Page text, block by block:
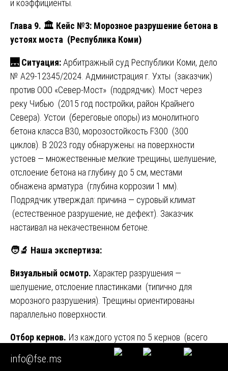
и коэффициенты.
Глава 9. 🏛 ️ Кейс №3: Морозное разрушение бетона в
устоях моста (Республика Коми)
🌉 Ситуация:Арбитражный суд Республики Коми, дело
№ А29-12345/2024. Администрация г. Ухты (заказчик)
против ООО «Север-Мост» (подрядчик). Мост через
реку Чибью (2015 год постройки, район Крайнего
Севера). Устои (береговые опоры) из монолитного
бетона класса В30, морозостойкость F300 (300
циклов). В 2023 году обнаружены: на поверхности
устоев — множественные мелкие трещины, шелушение,
отслоение бетона на глубину до 5 см, местами
обнажена арматура (глубина коррозии 1 мм).
Подрядчик утверждал: причина — суровый климат
(естественное разрушение, не дефект). Заказчик
настаивал на некачественном бетоне.
🧑 Наша экспертиза:
Визуальный осмотр. Характер разрушения —
шелушение, отслоение пластинками (типично для
морозного разрушения). Трещины ориентированы
параллельно поверхности.
Отбор кернов. Из каждого устоя по 5 кернов (всего
10). Часть кернов разрушилась при выбуривании
(рассыпались) — признак низкой морозостойкости.
info@fse.ms